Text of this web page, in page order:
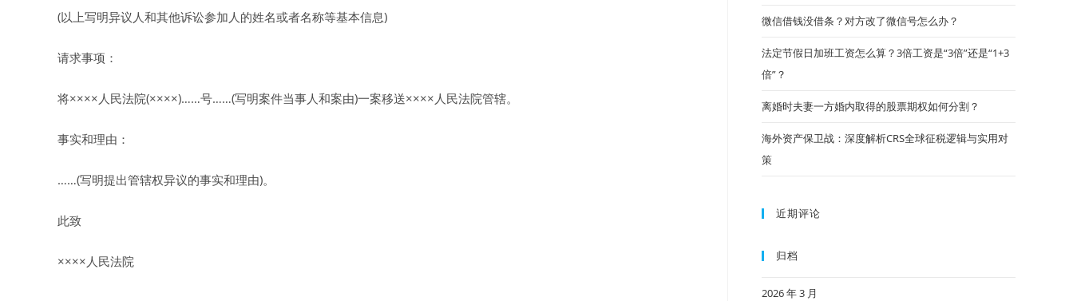
(以上写明异议人和其他诉讼参加人的姓名或者名称等基本信息)
请求事项：
将××××人民法院(××××)……号……(写明案件当事人和案由)一案移送××××人民法院管辖。
事实和理由：
……(写明提出管辖权异议的事实和理由)。
此致
××××人民法院
微信借钱没借条？对方改了微信号怎么办？
法定节假日加班工资怎么算？3倍工资是“3倍”还是“1+3
倍”？
离婚时夫妻一方婚内取得的股票期权如何分割？
海外资产保卫战：深度解析CRS全球征税逻辑与实用对
策
近期评论
归档
2026 年 3 月